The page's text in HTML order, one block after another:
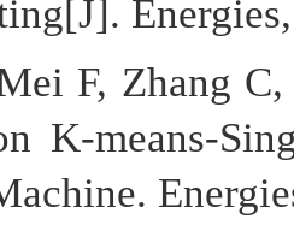
F, Zhang
K-means-